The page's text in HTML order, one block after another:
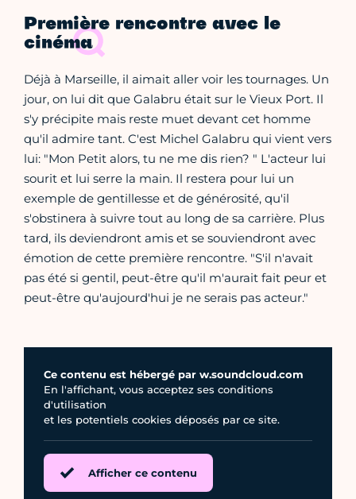
Première rencontre avec le
cinéma
Déjà à Marseille, il aimait aller voir les tournages. Un
jour, on lui dit que Galabru était sur le Vieux Port. Il
s'y précipite mais reste muet devant cet homme
qu'il admire tant. C'est Michel Galabru qui vient vers
lui: "Mon Petit alors, tu ne me dis rien? " L'acteur lui
sourit et lui serre la main. Il restera pour lui un
exemple de gentillesse et de générosité, qu'il
s'obstinera à suivre tout au long de sa carrière. Plus
tard, ils deviendront amis et se souviendront avec
émotion de cette première rencontre. "S'il n'avait
pas été si gentil, peut-être qu'il m'aurait fait peur et
peut-être qu'aujourd'hui je ne serais pas acteur."
Ce contenu est hébergé par w.soundcloud.com
En l'affichant, vous acceptez ses conditions
d'utilisation
et les potentiels cookies déposés par ce site.
Afficher ce contenu